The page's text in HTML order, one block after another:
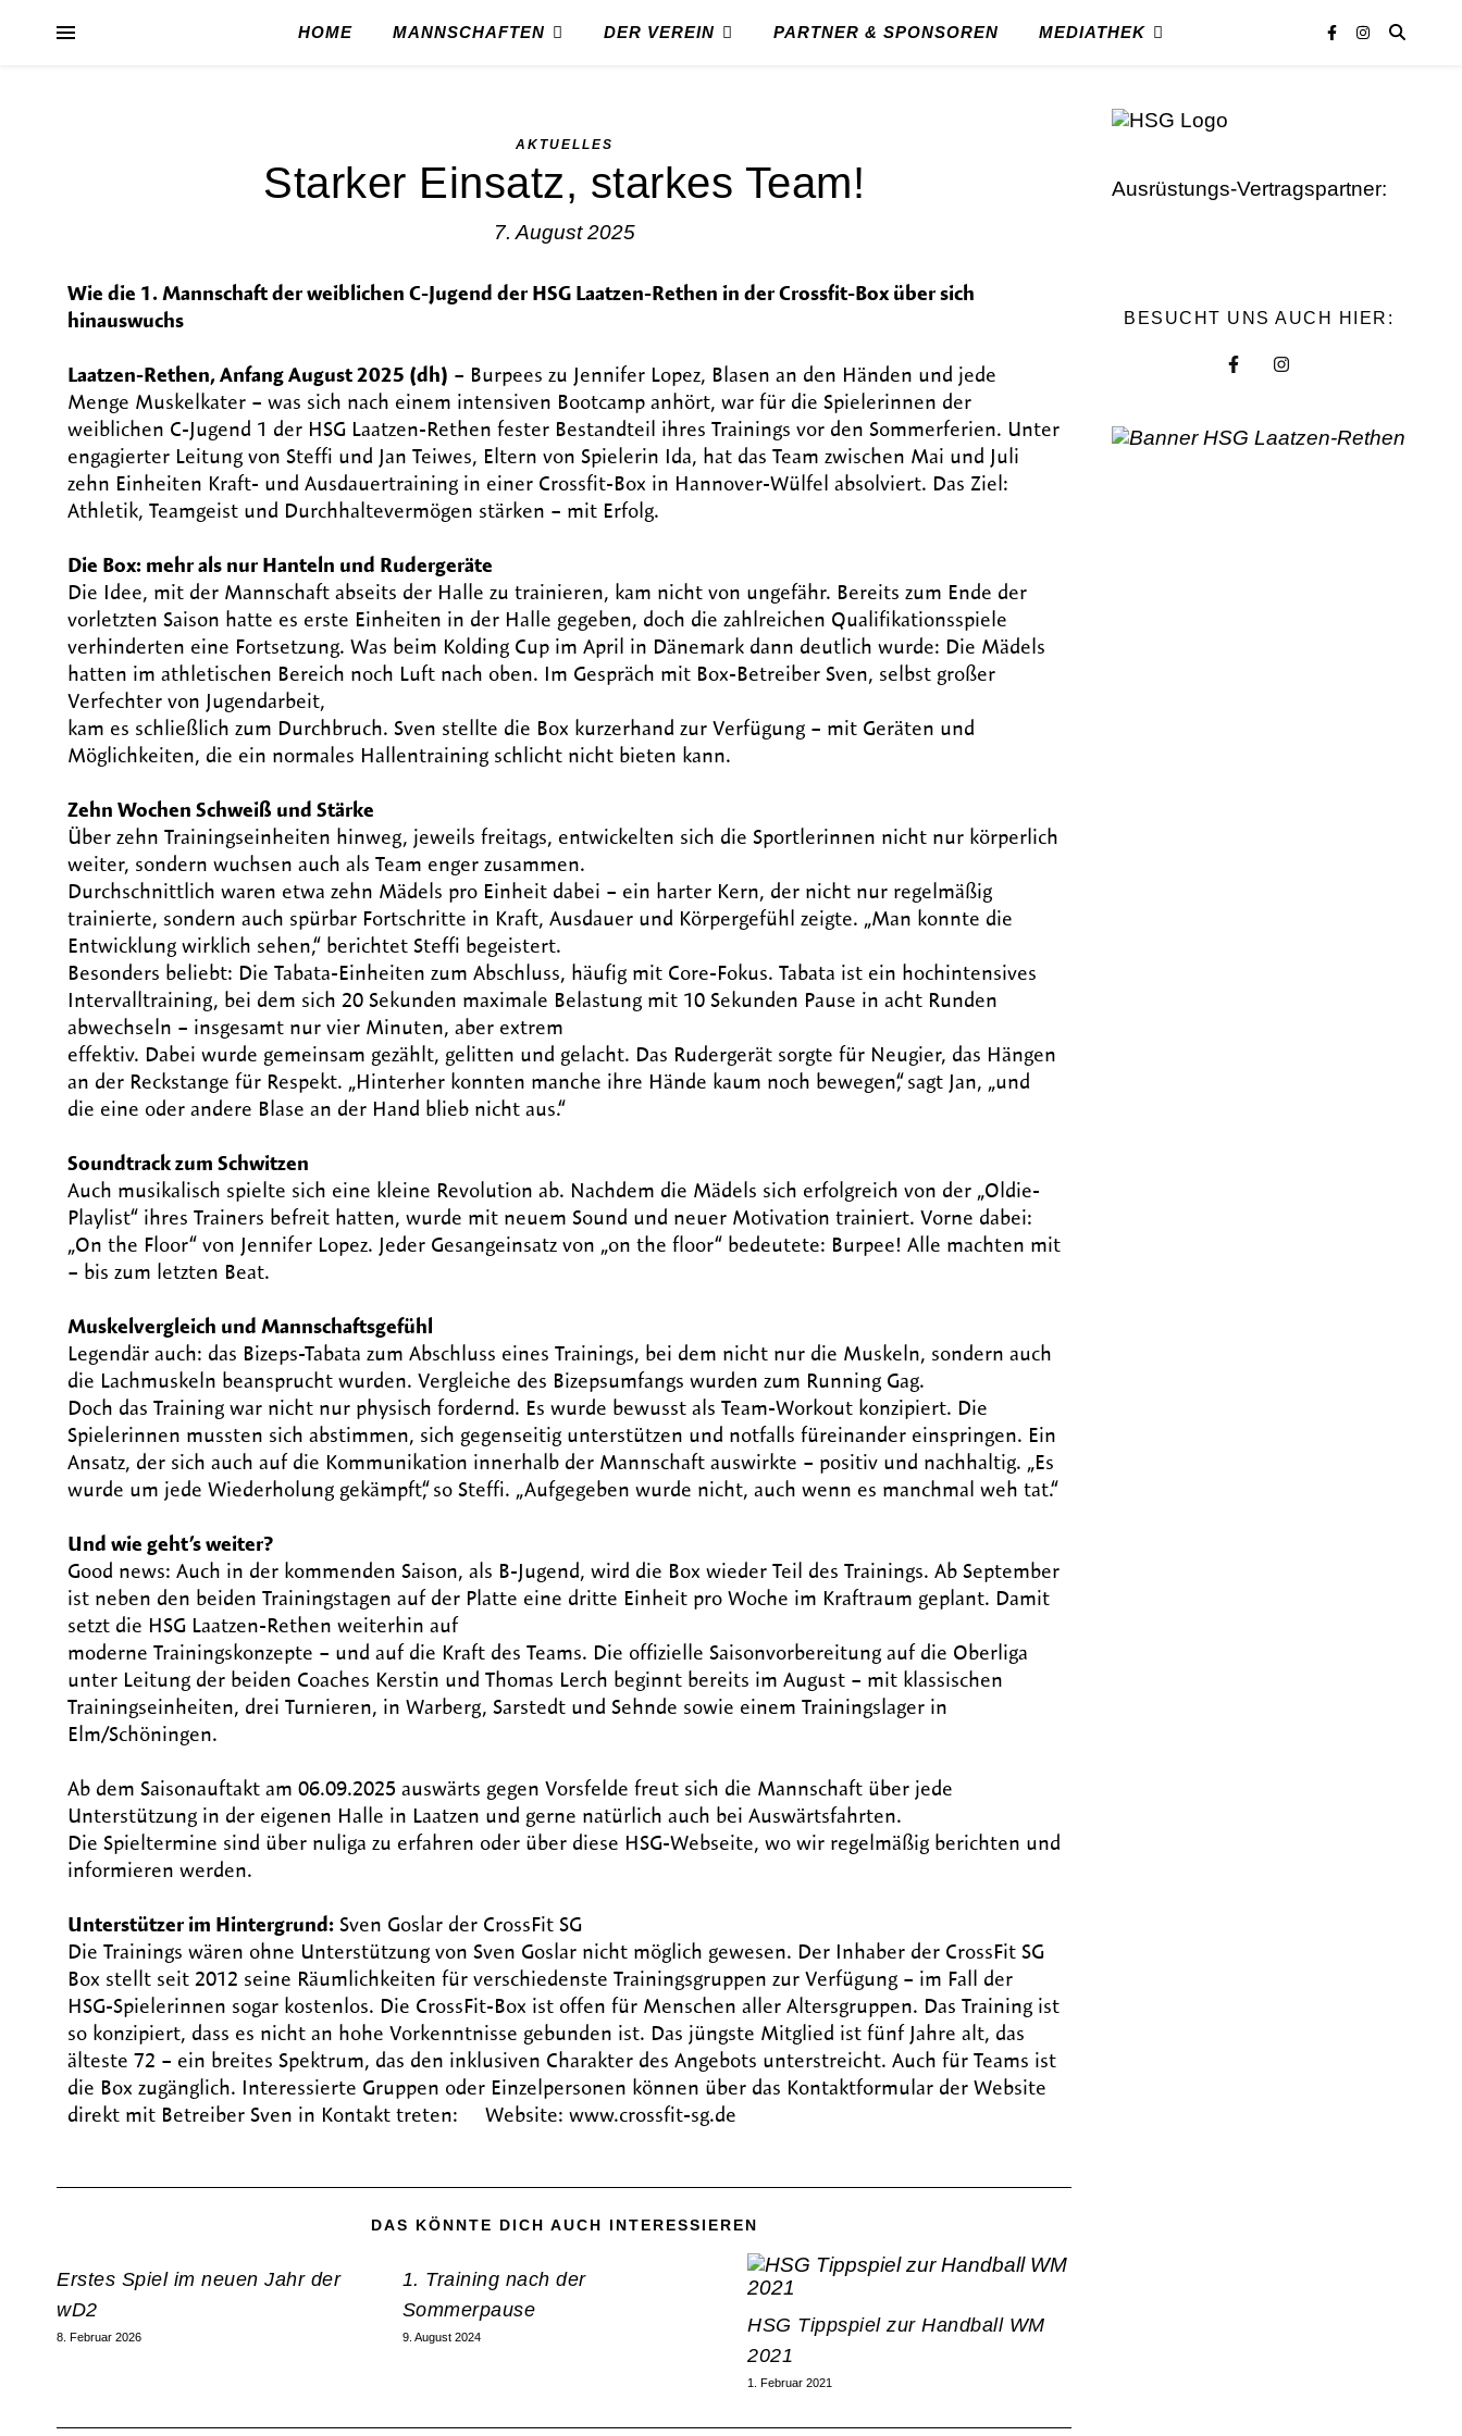
HOME MANNSCHAFTEN DER VEREIN PARTNER & SPONSOREN MEDIATHEK
AKTUELLES
Starker Einsatz, starkes Team!
7. August 2025
Wie die 1. Mannschaft der weiblichen C-Jugend der HSG Laatzen-Rethen in der Crossfit-Box über sich
hinauswuchs
Laatzen-Rethen, Anfang August 2025 (dh) – Burpees zu Jennifer Lopez, Blasen an den Händen und jede
Menge Muskelkater – was sich nach einem intensiven Bootcamp anhört, war für die Spielerinnen der
weiblichen C-Jugend 1 der HSG Laatzen-Rethen fester Bestandteil ihres Trainings vor den Sommerferien. Unter
engagierter Leitung von Steffi und Jan Teiwes, Eltern von Spielerin Ida, hat das Team zwischen Mai und Juli
zehn Einheiten Kraft- und Ausdauertraining in einer Crossfit-Box in Hannover-Wülfel absolviert. Das Ziel:
Athletik, Teamgeist und Durchhaltevermögen stärken – mit Erfolg.
Die Box: mehr als nur Hanteln und Rudergeräte
Die Idee, mit der Mannschaft abseits der Halle zu trainieren, kam nicht von ungefähr. Bereits zum Ende der
vorletzten Saison hatte es erste Einheiten in der Halle gegeben, doch die zahlreichen Qualifikationsspiele
verhinderten eine Fortsetzung. Was beim Kolding Cup im April in Dänemark dann deutlich wurde: Die Mädels
hatten im athletischen Bereich noch Luft nach oben. Im Gespräch mit Box-Betreiber Sven, selbst großer
Verfechter von Jugendarbeit,
kam es schließlich zum Durchbruch. Sven stellte die Box kurzerhand zur Verfügung – mit Geräten und
Möglichkeiten, die ein normales Hallentraining schlicht nicht bieten kann.
Zehn Wochen Schweiß und Stärke
Über zehn Trainingseinheiten hinweg, jeweils freitags, entwickelten sich die Sportlerinnen nicht nur körperlich
weiter, sondern wuchsen auch als Team enger zusammen.
Durchschnittlich waren etwa zehn Mädels pro Einheit dabei – ein harter Kern, der nicht nur regelmäßig
trainierte, sondern auch spürbar Fortschritte in Kraft, Ausdauer und Körpergefühl zeigte. „Man konnte die
Entwicklung wirklich sehen,“ berichtet Steffi begeistert.
Besonders beliebt: Die Tabata-Einheiten zum Abschluss, häufig mit Core-Fokus. Tabata ist ein hochintensives
Intervalltraining, bei dem sich 20 Sekunden maximale Belastung mit 10 Sekunden Pause in acht Runden
abwechseln – insgesamt nur vier Minuten, aber extrem
effektiv. Dabei wurde gemeinsam gezählt, gelitten und gelacht. Das Rudergerät sorgte für Neugier, das Hängen
an der Reckstange für Respekt. „Hinterher konnten manche ihre Hände kaum noch bewegen“, sagt Jan, „und
die eine oder andere Blase an der Hand blieb nicht aus.“
Soundtrack zum Schwitzen
Auch musikalisch spielte sich eine kleine Revolution ab. Nachdem die Mädels sich erfolgreich von der „Oldie-
Playlist“ ihres Trainers befreit hatten, wurde mit neuem Sound und neuer Motivation trainiert. Vorne dabei:
„On the Floor“ von Jennifer Lopez. Jeder Gesangeinsatz von „on the floor“ bedeutete: Burpee! Alle machten mit
– bis zum letzten Beat.
Muskelvergleich und Mannschaftsgefühl
Legendär auch: das Bizeps-Tabata zum Abschluss eines Trainings, bei dem nicht nur die Muskeln, sondern auch
die Lachmuskeln beansprucht wurden. Vergleiche des Bizepsumfangs wurden zum Running Gag.
Doch das Training war nicht nur physisch fordernd. Es wurde bewusst als Team-Workout konzipiert. Die
Spielerinnen mussten sich abstimmen, sich gegenseitig unterstützen und notfalls füreinander einspringen. Ein
Ansatz, der sich auch auf die Kommunikation innerhalb der Mannschaft auswirkte – positiv und nachhaltig. „Es
wurde um jede Wiederholung gekämpft“, so Steffi. „Aufgegeben wurde nicht, auch wenn es manchmal weh tat.“
Und wie geht’s weiter?
Good news: Auch in der kommenden Saison, als B-Jugend, wird die Box wieder Teil des Trainings. Ab September
ist neben den beiden Trainingstagen auf der Platte eine dritte Einheit pro Woche im Kraftraum geplant. Damit
setzt die HSG Laatzen-Rethen weiterhin auf
moderne Trainingskonzepte – und auf die Kraft des Teams. Die offizielle Saisonvorbereitung auf die Oberliga
unter Leitung der beiden Coaches Kerstin und Thomas Lerch beginnt bereits im August – mit klassischen
Trainingseinheiten, drei Turnieren, in Warberg, Sarstedt und Sehnde sowie einem Trainingslager in
Elm/Schöningen.
Ab dem Saisonauftakt am 06.09.2025 auswärts gegen Vorsfelde freut sich die Mannschaft über jede
Unterstützung in der eigenen Halle in Laatzen und gerne natürlich auch bei Auswärtsfahrten.
Die Spieltermine sind über nuliga zu erfahren oder über diese HSG-Webseite, wo wir regelmäßig berichten und
informieren werden.
Unterstützer im Hintergrund: Sven Goslar der CrossFit SG
Die Trainings wären ohne Unterstützung von Sven Goslar nicht möglich gewesen. Der Inhaber der CrossFit SG
Box stellt seit 2012 seine Räumlichkeiten für verschiedenste Trainingsgruppen zur Verfügung – im Fall der
HSG-Spielerinnen sogar kostenlos. Die CrossFit-Box ist offen für Menschen aller Altersgruppen. Das Training ist
so konzipiert, dass es nicht an hohe Vorkenntnisse gebunden ist. Das jüngste Mitglied ist fünf Jahre alt, das
älteste 72 – ein breites Spektrum, das den inklusiven Charakter des Angebots unterstreicht. Auch für Teams ist
die Box zugänglich. Interessierte Gruppen oder Einzelpersonen können über das Kontaktformular der Website
direkt mit Betreiber Sven in Kontakt treten: Website: www.crossfit-sg.de
DAS KÖNNTE DICH AUCH INTERESSIEREN
Erstes Spiel im neuen Jahr der
wD2
8. Februar 2026
1. Training nach der
Sommerpause
9. August 2024
HSG Tippspiel zur Handball WM
2021
1. Februar 2021
Ausrüstungs-Vertragspartner:
BESUCHT UNS AUCH HIER: